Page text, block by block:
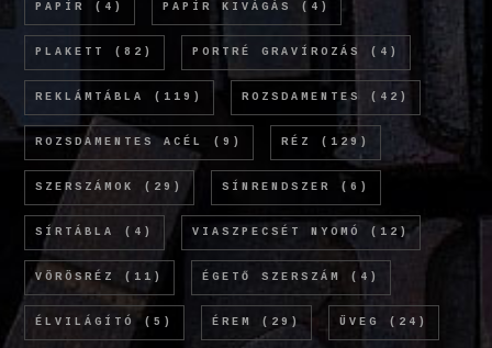
PAPÍR (4) PAPÍR KIVÁGÁS (4)
PLAKETT (82) PORTRÉ GRAVÍROZÁS (4)
REKLÁMTÁBLA (119) ROZSDAMENTES (42)
ROZSDAMENTES ACÉL (9) RÉZ (129)
SZERSZÁMOK (29) SÍNRENDSZER (6)
SÍRTÁBLA (4) VIASZPECSÉT NYOMÓ (12)
VÖRÖSRÉZ (11) ÉGETŐ SZERSZÁM (4)
ÉLVILÁGÍTÓ (5) ÉREM (29) ÜVEG (24)